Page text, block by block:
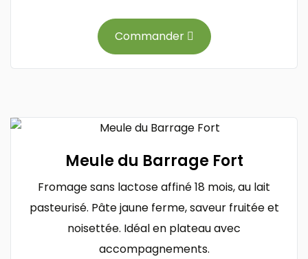
Commander
Meule du Barrage Fort
Fromage sans lactose affiné 18 mois, au lait
pasteurisé. Pâte jaune ferme, saveur fruitée et
noisettée. Idéal en plateau avec
accompagnements.